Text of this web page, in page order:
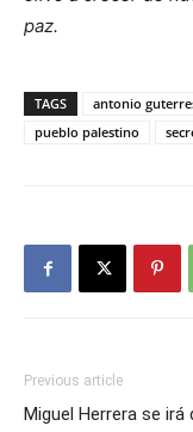
paz.
TAGS antonio
pueblo palestino
Previous article
Miguel Herrera se